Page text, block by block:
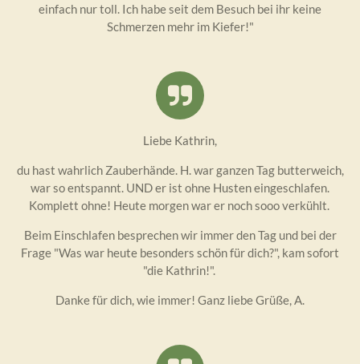
einfach nur toll. Ich habe seit dem Besuch bei ihr keine
Schmerzen mehr im Kiefer!"
Liebe Kathrin,
du hast wahrlich Zauberhände. H. war ganzen Tag butterweich,
war so entspannt. UND er ist ohne Husten eingeschlafen.
Komplett ohne! Heute morgen war er noch sooo verkühlt.
Beim Einschlafen besprechen wir immer den Tag und bei der
Frage "Was war heute besonders schön für dich?", kam sofort
"die Kathrin!".
Danke für dich, wie immer! Ganz liebe Grüße, A.